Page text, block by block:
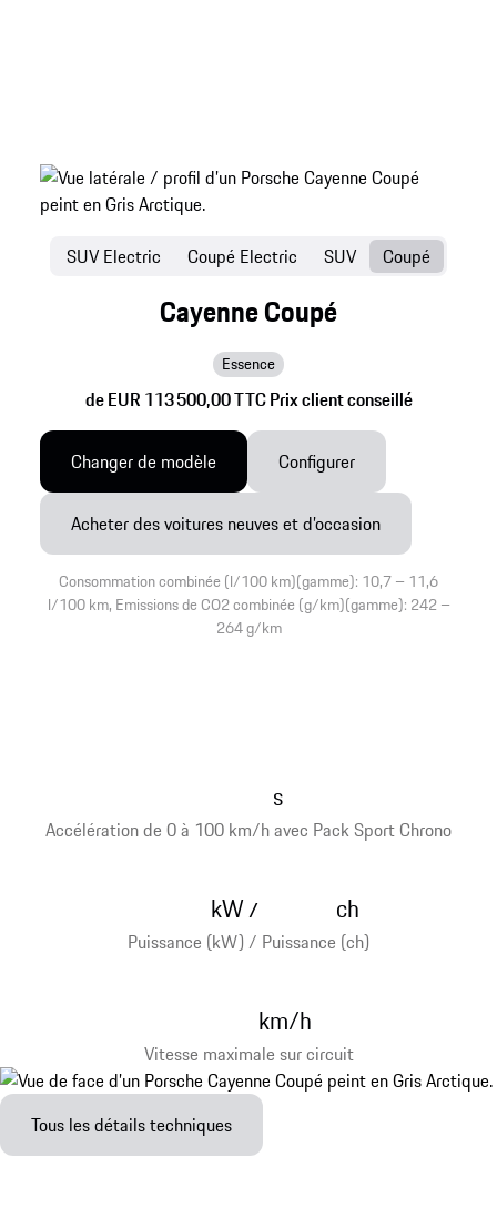
Cayenne Coupé
Essence
de EUR 113 500,00 TTC Prix client conseillé
SUV Electric Coupé Electric SUV Coupé
Changer de modèle Configurer
Acheter des voitures neuves et d’occasion
Consommation combinée (l/100 km)(gamme): 10,7 – 11,6
l/100 km, Emissions de CO2 combinée (g/km)(gamme): 242 –
264 g/km
Accélération de 0 à 100 km/h avec Pack Sport Chrono
s
Puissance (kW) / Puissance (ch)
kW/ ch
Vitesse maximale sur circuit
km/h
Tous les détails techniques